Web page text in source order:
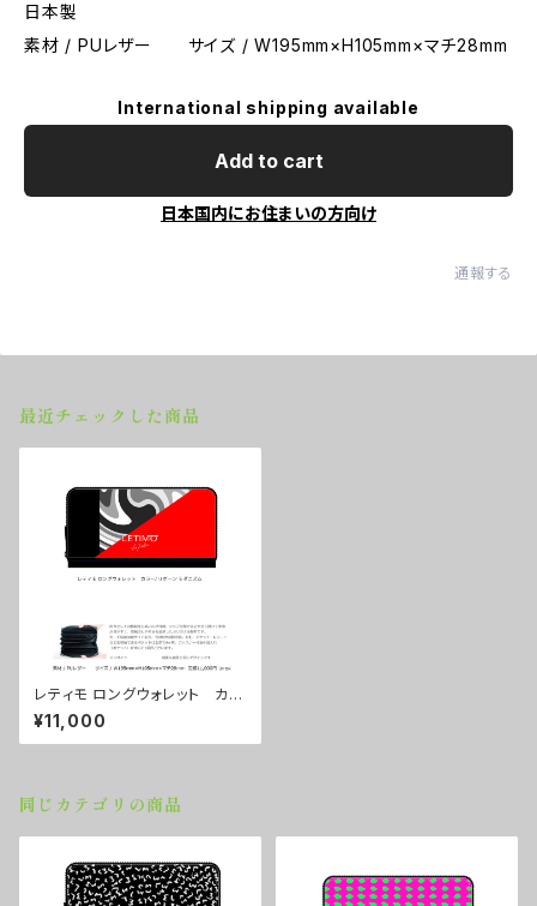
日本製
素材 / PUレザー サイズ / W195mm×H105mm×マチ28mm
International shipping available
Add to cart
日本国内にお住まいの方向け
通報する
最近チェックした商品
レティモ ロングウォレット カラ
ー/ リボーンモダニズム ■配
送まで２週間
¥11,000
同じカテゴリの商品